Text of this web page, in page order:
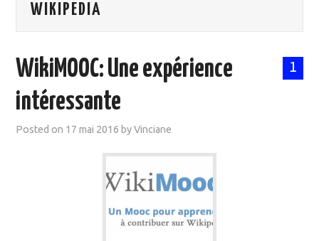
QUI SUIS-JE?
DOCUMENTS
MOOC SUIVIS
WIKIPEDIA
1
WikiMOOC: Une expérience
intéressante
Posted on 17 mai 2016 byVinciane